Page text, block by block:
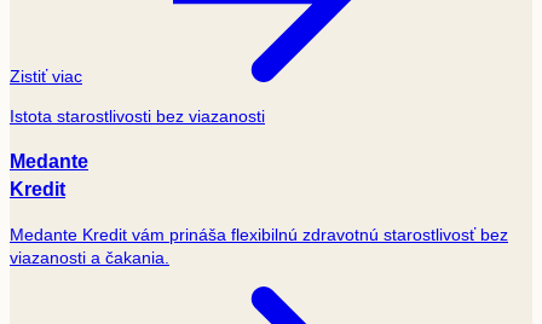
Zistiť viac
Istota starostlivosti bez viazanosti
Medante
Kredit
Medante Kredit vám prináša flexibilnú zdravotnú starostlivosť bez
viazanosti a čakania.